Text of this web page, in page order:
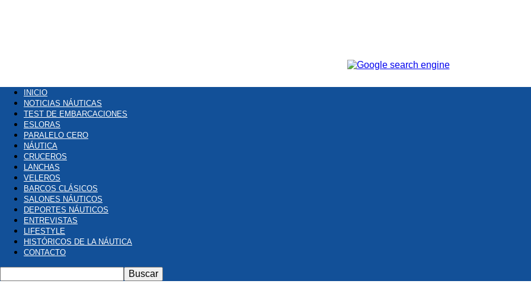
INICIO
NOTICIAS NÁUTICAS
TEST DE EMBARCACIONES
ESLORAS
PARALELO CERO
NÁUTICA
CRUCEROS
LANCHAS
VELEROS
BARCOS CLÁSICOS
SALONES NÁUTICOS
DEPORTES NÁUTICOS
ENTREVISTAS
LIFESTYLE
HISTÓRICOS DE LA NÁUTICA
CONTACTO